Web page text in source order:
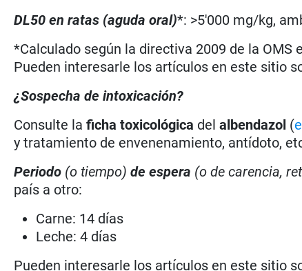
DL50 en ratas (aguda oral)*: >5'000 mg/kg,
*Calculado según la directiva 2009 de la
Pueden interesarle los artículos en este sitio
¿Sospecha de intoxicación?
Consulte laficha toxicológica delalbendazol (
y tratamiento de envenenamiento, antídoto,
Periodo (o tiempo) de espera (o de carencia,
país a otro:
Carne: 14 días
Leche: 4 días
Pueden interesarle los artículos en este sitio